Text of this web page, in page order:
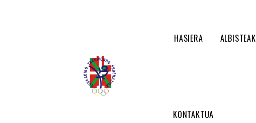
HASIERA ALBISTEAK
KONTAKTUA